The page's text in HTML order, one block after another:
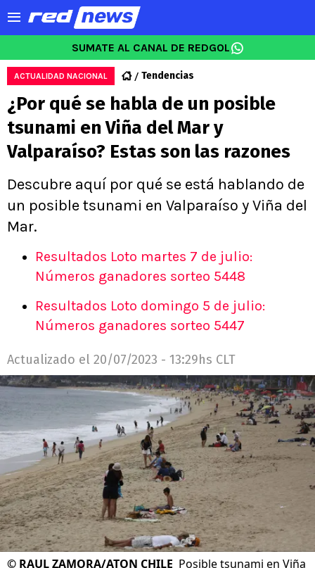
SUMATE AL CANAL DE REDGOL
ACTUALIDAD NACIONAL Tendencias
¿Por qué se habla de un posible
tsunami en Viña del Mar y
Valparaíso? Estas son las razones
Descubre aquí por qué se está hablando de
un posible tsunami en Valparaíso y Viña del
Mar.
Resultados Loto martes 7 de julio:
Números ganadores sorteo 5448
Resultados Loto domingo 5 de julio:
Números ganadores sorteo 5447
Actualizado el 20/07/2023 - 13:29hs CLT
© RAUL ZAMORA/ATON CHILE Posible tsunami en Viña